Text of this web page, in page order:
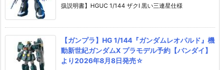
扱説明書】HGUC 1/144 ザクI 黒い三連星仕様
【ガンプラ】HG 1/144『ガンダムレオパルド』機
動新世紀ガンダムX プラモデル予約【バンダイ】
より2026年8月8日発売☆